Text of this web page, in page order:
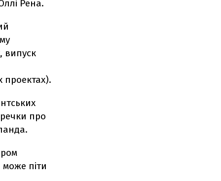
Рена.
випуск
проектах).
про
піти